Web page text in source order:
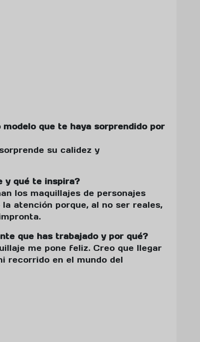
que te haya sorprendido por
su calidez y
y qué te inspira?
los maquillajes de personajes
atención porque, al no ser reales,
que has trabajado y por qué?
me pone feliz. Creo que llegar
recorrido en el mundo del